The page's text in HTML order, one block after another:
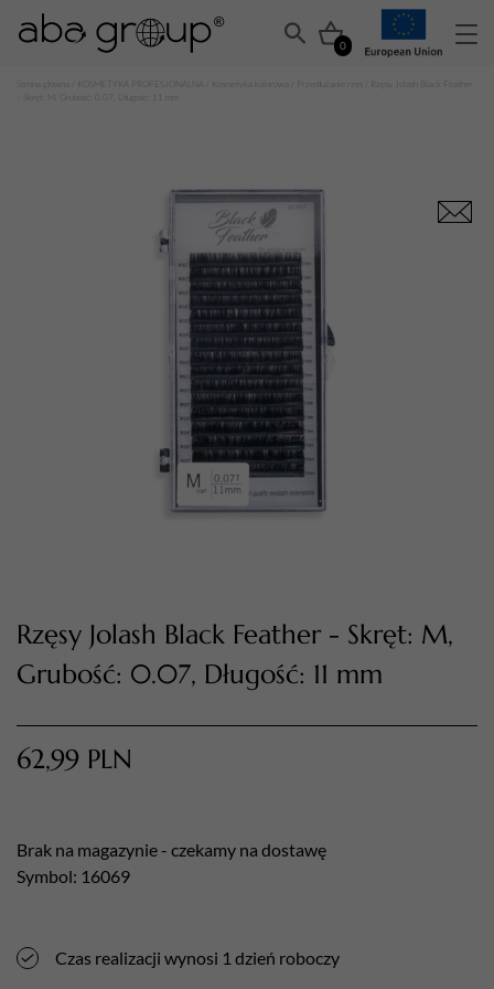
0
PRZEJDŹ DO KOSZYKA
KOSMETYKA PROFESJONALNA Przedłużanie rzęs
– Skręt: M, Grubość: 0.07, Długość: 11 mm
Rzęsy Jolash Black Feather - Skręt: M,
Grubość: 0.07, Długość: 11 mm
62,99 PLN
Brak na magazynie - czekamy na dostawę
Symbol: 16069
Czas realizacji wynosi 1 dzień roboczy